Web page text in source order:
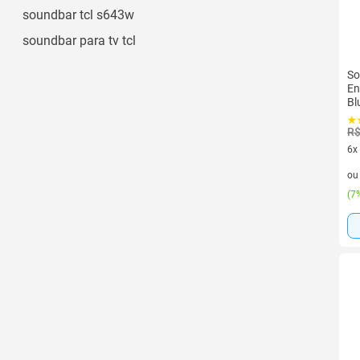
soundbar tcl s643w
soundbar para tv tcl
6x
6
ou
(